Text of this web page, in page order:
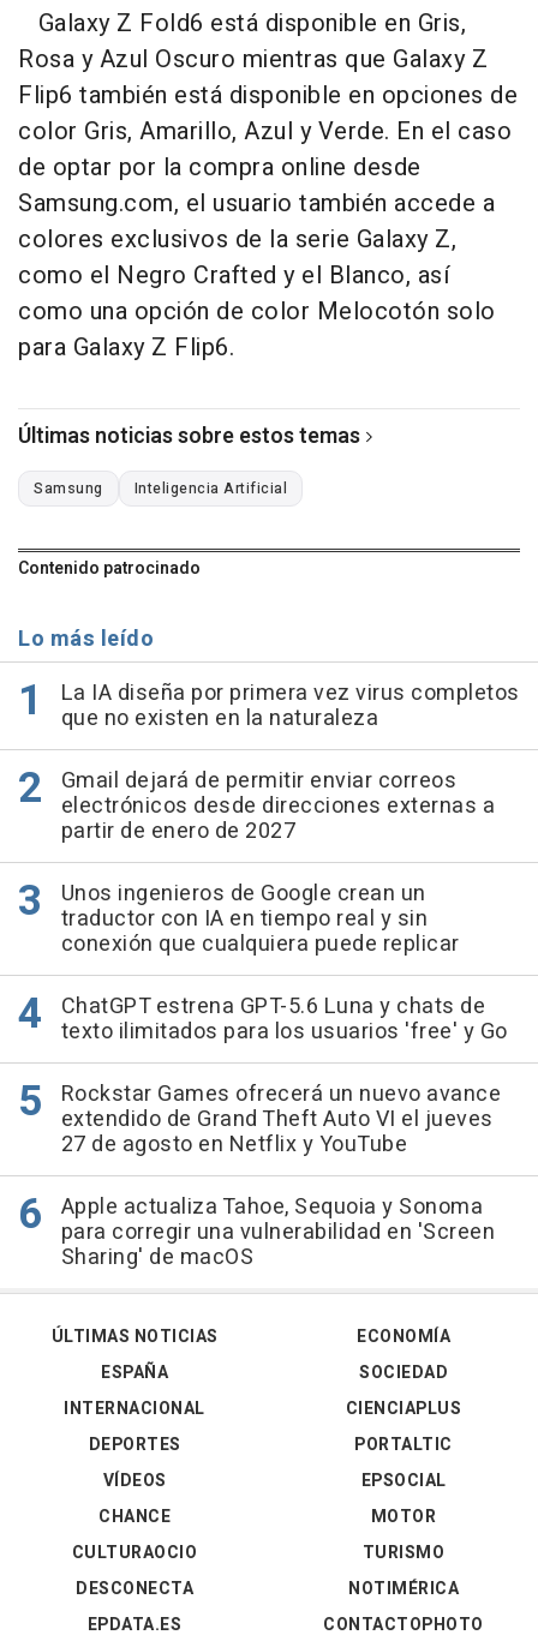
Galaxy Z Fold6 está disponible en Gris,
Rosa y Azul Oscuro mientras que Galaxy Z
Flip6 también está disponible en opciones de
color Gris, Amarillo, Azul y Verde. En el caso
de optar por la compra online desde
Samsung.com, el usuario también accede a
colores exclusivos de la serie Galaxy Z,
como el Negro Crafted y el Blanco, así
como una opción de color Melocotón solo
para Galaxy Z Flip6.
Últimas noticias sobre estos temas
Samsung Inteligencia Artificial
Contenido patrocinado
Lo más leído
La IA diseña por primera vez virus completos
que no existen en la naturaleza
Gmail dejará de permitir enviar correos
electrónicos desde direcciones externas a
partir de enero de 2027
Unos ingenieros de Google crean un
traductor con IA en tiempo real y sin
conexión que cualquiera puede replicar
ChatGPT estrena GPT-5.6 Luna y chats de
texto ilimitados para los usuarios 'free' y Go
Rockstar Games ofrecerá un nuevo avance
extendido de Grand Theft Auto VI el jueves
27 de agosto en Netflix y YouTube
Apple actualiza Tahoe, Sequoia y Sonoma
para corregir una vulnerabilidad en 'Screen
Sharing' de macOS
ÚLTIMAS NOTICIAS
ESPAÑA
INTERNACIONAL
DEPORTES
VÍDEOS
ECONOMÍA
SOCIEDAD
CIENCIAPLUS
PORTALTIC
EPSOCIAL
CHANCE
CULTURAOCIO
DESCONECTA
EPDATA.ES
MOTOR
TURISMO
NOTIMÉRICA
CONTACTOPHOTO